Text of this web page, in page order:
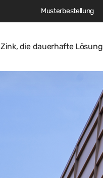
Zink, die dauerhafte Lösung
Musterbestellung